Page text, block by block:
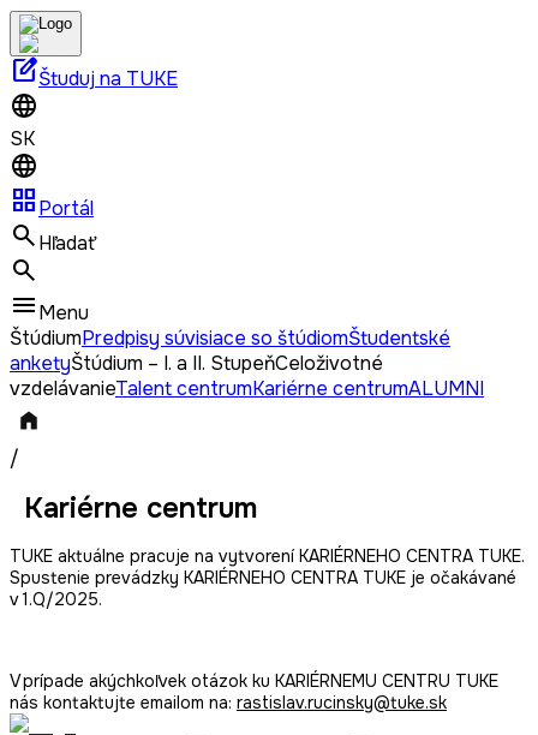
edit_squareŠtuduj na TUKE
SK
grid_viewPortál
Hľadať
Menu
ŠtúdiumPredpisy súvisiace so štúdiomŠtudentské
anketyŠtúdium – I. a II. StupeňCeloživotné
vzdelávanieTalent centrumKariérne centrumALUMNI
/
Kariérne centrum
TUKE aktuálne pracuje na vytvorení KARIÉRNEHO CENTRA TUKE.
Spustenie prevádzky KARIÉRNEHO CENTRA TUKE je očakávané
v 1.Q/2025.
V prípade akýchkoľvek otázok ku KARIÉRNEMU CENTRU TUKE
nás kontaktujte emailom na: rastislav.rucinsky@tuke.sk